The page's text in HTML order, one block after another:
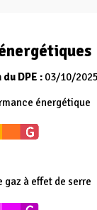
DPE : 03/10/2025
énergétique
gaz à effet de serre